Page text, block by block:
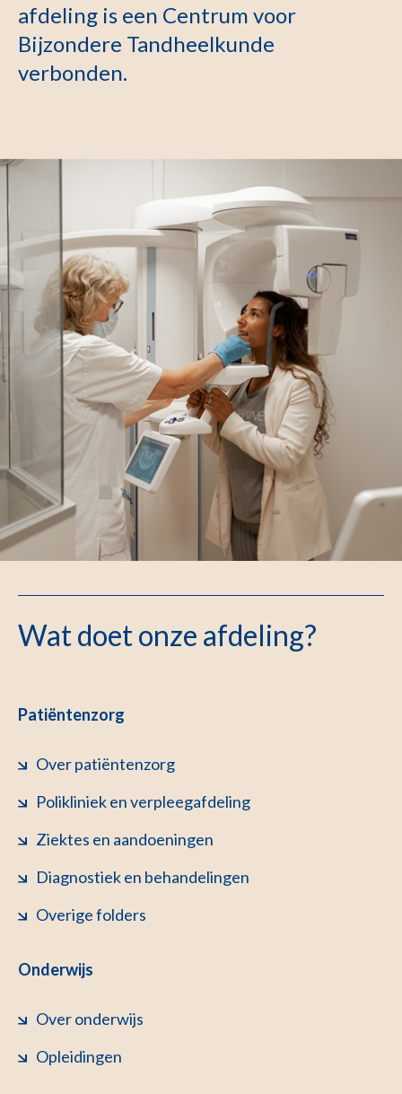
afdeling is een Centrum voor
Bijzondere Tandheelkunde
verbonden.
Wat doet onze afdeling?
Patiëntenzorg
Over patiëntenzorg
Polikliniek en verpleegafdeling
Ziektes en aandoeningen
Diagnostiek en behandelingen
Overige folders
Onderwijs
Over onderwijs
Opleidingen